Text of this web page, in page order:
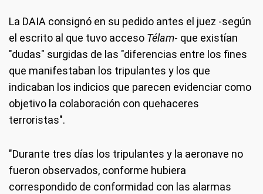
La DAIA consignó en su pedido antes el juez -según
el escrito al que tuvo acceso Télam- que existían
"dudas" surgidas de las "diferencias entre los fines
que manifestaban los tripulantes y los que
indicaban los indicios que parecen evidenciar como
objetivo la colaboración con quehaceres
terroristas".
"Durante tres días los tripulantes y la aeronave no
fueron observados, conforme hubiera
correspondido de conformidad con las alarmas